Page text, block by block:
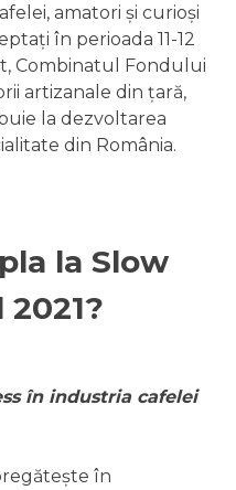
amatori și curioși
în perioada 11-12
Combinatul Fondului
artizanale din țară,
la dezvoltarea
din România.
la Slow
în industria cafelei
în